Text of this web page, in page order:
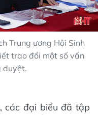
Trung ương Hội Sinh
trao đổi một số vấn
duyệt.
các đại biểu đã tập